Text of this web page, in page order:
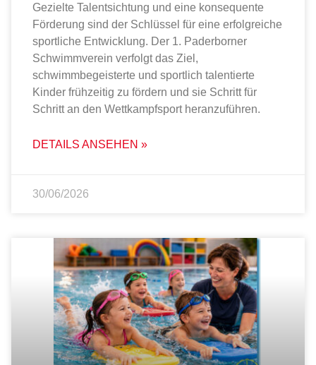
Gezielte Talentsichtung und eine konsequente
Förderung sind der Schlüssel für eine erfolgreiche
sportliche Entwicklung. Der 1. Paderborner
Schwimmverein verfolgt das Ziel,
schwimmbegeisterte und sportlich talentierte
Kinder frühzeitig zu fördern und sie Schritt für
Schritt an den Wettkampfsport heranzuführen.
DETAILS ANSEHEN »
30/06/2026